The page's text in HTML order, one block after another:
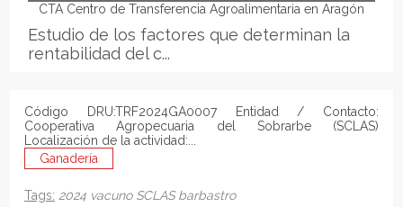
CTA Centro de Transferencia Agroalimentaria en Aragón
Estudio de los factores que determinan la
rentabilidad del c...
Código DRU:TRF2024GA0007 Entidad / Contacto:
Cooperativa Agropecuaria del Sobrarbe (SCLAS)
Localización de la actividad:...
Ganadería
Tags: 2024 vacuno SCLASbarbastro